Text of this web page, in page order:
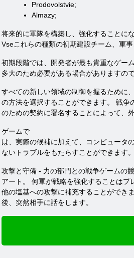
Prodovolstvie;
Almazy;
将来的に軍隊を構築し、強化することに
Vseこれらの種類の初期建設チーム、軍
初期段階では、開発者が最も貴重なゲー
多大のため必要がある場合がありますの
すべての新しい領域の制御を握るために
の方法を選択することができます。 戦
のための契約に署名することによって、
ゲームで
は、実際の候補に加えて、コンピュータ
ないトラブルをもたらすことができます。
攻撃と守備 - 力の部門との戦争ゲームの
アート。 何軍が戦略を強化することはプ
他の塩基への攻撃に補充することができ
後、突然相手に話をします。